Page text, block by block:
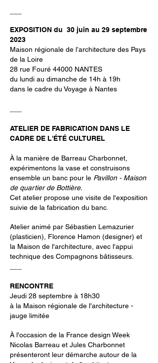
EXPOSITION du 30 juin au 29 septembre
2023
Maison régionale de l’architecture des Pays
de la Loire
28 rue Fouré 44000 NANTES
du lundi au dimanche de 14h à 19h
dans le cadre du Voyage à Nantes
ATELIER DE FABRICATION DANS LE
CADRE DE L'ÉTÉ CULTUREL
À la manière de Barreau Charbonnet,
expérimentons la vase et construisons
ensemble un banc pour le Pavillon - Maison
de quartier de Bottière.
Cet atelier propose une visite de l'exposition
suivie de la fabrication du banc.
Atelier animé par Sébastien Lemazurier
(plasticien), Florence Hamon (designer) et
la Maison de l'architecture, avec l'appui
technique des Compagnons bâtisseurs.
RENCONTRE
Jeudi 28 septembre à 18h30
à la Maison régionale de l'architecture -
jauge limitée
À l'occasion de la France design Week
Nicolas Barreau et Jules Charbonnet
présenteront leur démarche autour de la